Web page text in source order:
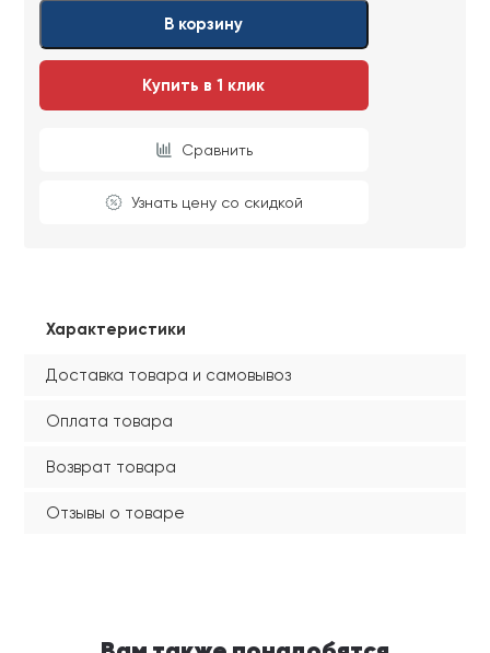
лицам
лицам
В корзину
Купить в 1 клик
Сравнить
Узнать цену со скидкой
Характеристики
Доставка товара и самовывоз
Оплата товара
Возврат товара
Отзывы о товаре